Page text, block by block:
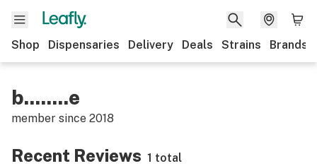
Shop Dispensaries Delivery Deals Strains Brands
b........e
member since 2018
Recent Reviews 1 total